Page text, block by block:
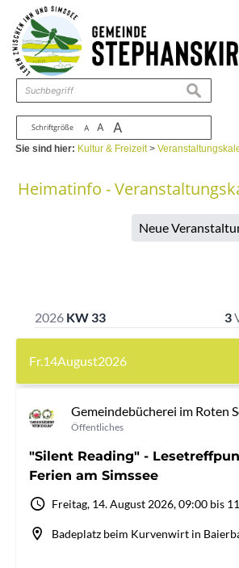
Zum Inhalt ,zur Navigation
Schriftgröße A A A
suchen
Sie sind hier: Kultur & Freizeit>
Heimatinfo -